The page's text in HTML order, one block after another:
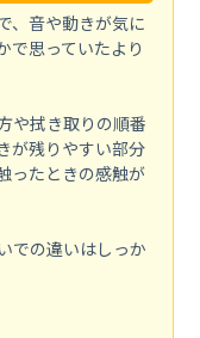
、音や動きが気に
で思っていたより
や拭き取りの順番
が残りやすい部分
ったときの感触が
での違いはしっか